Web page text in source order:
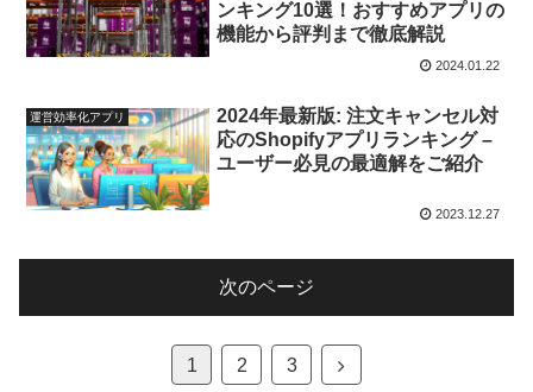
ンキング10選！おすすめアプリの
機能から評判まで徹底解説
2024.01.22
運営効率化アプリ
2024年最新版: 注文キャンセル対
応のShopifyアプリランキング –
ユーザー必見の最適解をご紹介
2023.12.27
次のページ
1 2 3 次